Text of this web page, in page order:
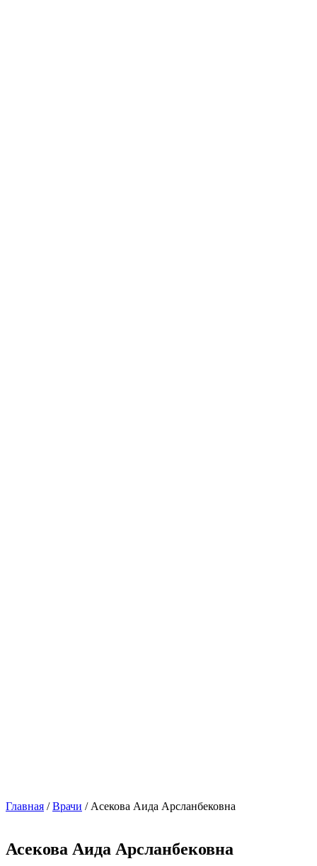
Главная /Врачи / Асекова Аида Арсланбековна
Асекова Аида Арсланбековна